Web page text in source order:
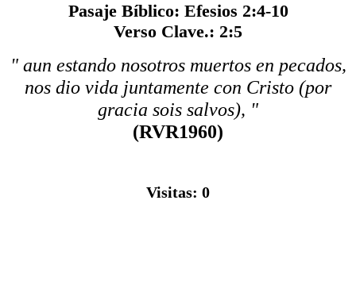
Pasaje Bíblico: Efesios 2:4-10
Verso Clave.: 2:5
" aun estando nosotros muertos en pecados,
nos dio vida juntamente con Cristo (por
gracia sois salvos), "
(RVR1960)
Visitas: 0